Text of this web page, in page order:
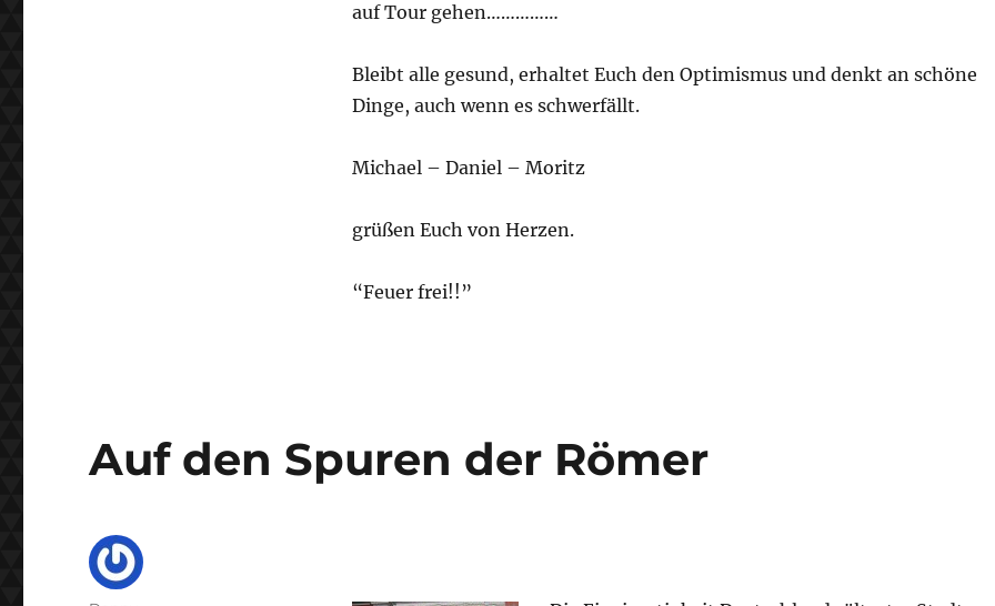
auf Tour gehen……………
Bleibt alle gesund, erhaltet Euch den Optimismus und denkt an schöne
Dinge, auch wenn es schwerfällt.
Michael – Daniel – Moritz
grüßen Euch von Herzen.
“Feuer frei!!”
Auf den Spuren der Römer